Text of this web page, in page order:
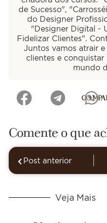
de Sucesso",
do Designer
"Designer Digital -
Fidelizar Clientes".
Juntos vamos atrair
clientes e
mundo
Comente o que
Post anterior
Veja Mais